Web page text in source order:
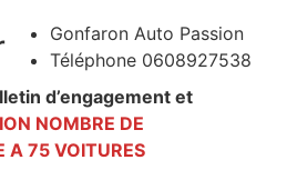
Gonfaron Auto Passion
Téléphone 0608927538
d’engagement et
NOMBRE DE
A 75 VOITURES